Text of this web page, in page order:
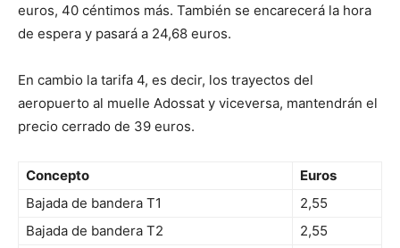
euros, 40 céntimos más. También se encarecerá la hora
de espera y pasará a 24,68 euros.
En cambio la tarifa 4, es decir, los trayectos del
aeropuerto al muelle Adossat y viceversa, mantendrán el
precio cerrado de 39 euros.
Concepto
Euros
Bajada de bandera T1
2,55
Bajada de bandera T2
2,55